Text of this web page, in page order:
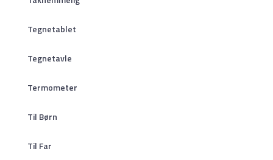
Tegnetablet
Tegnetavle
Termometer
Til Børn
Til Far